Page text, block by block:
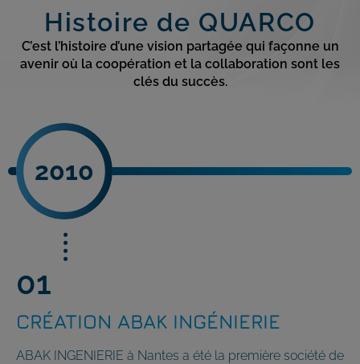
Histoire de QUARCO
C’est l’histoire d’une vision partagée qui façonne un
avenir où la coopération et la collaboration sont les
clés du succès.
2010
CRÉATION ABAK INGÉNIERIE
ABAK INGENIERIE à Nantes a été la première société de